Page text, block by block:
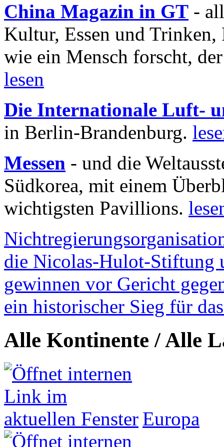
China Magazin in GT -
Kultur, Essen und
wie ein Mensch forscht,
lesen
Die Internationale Luft-
in Berlin-Brandenburg.
Messen - und die
Südkorea, mit einem
wichtigsten Pavillions.
die Nicolas-Hulot-Stiftung
gewinnen vor Gericht
ein historischer Sieg für
Alle Kontinente / Alle
Europa